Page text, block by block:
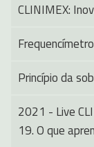
CLINIMEX:
Princípio da
2021 - Live
19. O que